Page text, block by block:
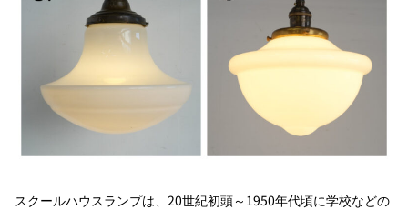
スクールハウスランプは、20世紀初頭～1950年代頃に学校などの